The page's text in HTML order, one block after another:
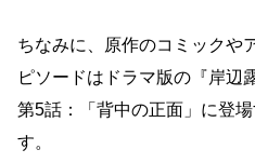
ちなみに、原作のコミックや
ピソードはドラマ版の『岸辺
第5話：「背中の正面」に登
す。